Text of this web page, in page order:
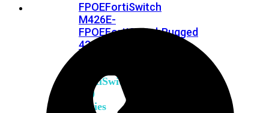
FPOEFortiSwitch
M426E-
FPOEFortiSwitchRugged
424F-
FortiSwitch
500
Series